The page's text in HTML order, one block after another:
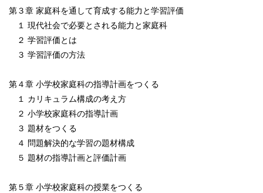
第３章 家庭科を通して育成する能力と学習評価
１ 現代社会で必要とされる能力と家庭科
２ 学習評価とは
３ 学習評価の方法
第４章 小学校家庭科の指導計画をつくる
１ カリキュラム構成の考え方
２ 小学校家庭科の指導計画
３ 題材をつくる
４ 問題解決的な学習の題材構成
５ 題材の指導計画と評価計画
第５章 小学校家庭科の授業をつくる